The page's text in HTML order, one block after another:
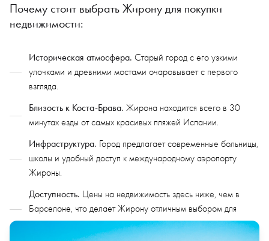
Почему стоит выбрать Жирону для покупки
недвижимости:
Историческая атмосфера. Старый город с его узкими
улочками и древними мостами очаровывает с первого
взгляда.
Близость к Коста-Брава. Жирона находится всего в 30
минутах езды от самых красивых пляжей Испании.
Инфраструктура. Город предлагает современные больницы,
школы и удобный доступ к международному аэропорту
Жироны.
Доступность. Цены на недвижимость здесь ниже, чем в
Барселоне, что делает Жирону отличным выбором для
инвесторов.